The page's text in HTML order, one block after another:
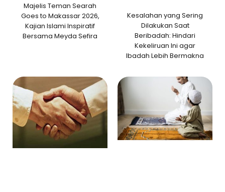
Majelis Teman Searah
Goes to Makassar 2026,
Kajian Islami Inspiratif
Bersama Meyda Sefira
Kesalahan yang Sering
Dilakukan Saat
Beribadah: Hindari
Kekeliruan Ini agar
Ibadah Lebih Bermakna